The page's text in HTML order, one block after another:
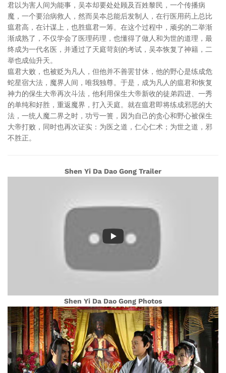
君以为害人间为能事，吴夲却要处处顾及百姓黎民，一个传播病
魔，一个要治病救人，然而吴夲总能后发制人，在行医用药上总比
瘟君高，在计谋上，也胜瘟君一筹。在这个过程中，顽劣的二举渐
渐成熟了，不仅学会了医理药理，也懂得了做人和为世的道理，最
终成为一代名医，并通过了天庭苛刻的考试，吴夲恢复了神籍，二
举也成仙升天。
瘟君大败，也被贬为凡人，但他并不善罢甘休，他的野心是练成危
蛇星宿大法，魔界人间，唯我独尊。于是，成为凡人的瘟君和恢复
神力的保生大帝再次斗法，他利用保生大帝新收的徒弟四进、一秀
的单纯和好胜，重返魔界，打入天庭。就在瘟君即将练成邪恶的大
法，一统人魔二界之时，功亏一篑，因为自己的贪心和野心被保生
大帝打败，同时也再次证实：为医之道，仁心仁术；为世之道，邪
不胜正。
Shen Yi Da Dao Gong Trailer
Shen Yi Da Dao Gong Photos